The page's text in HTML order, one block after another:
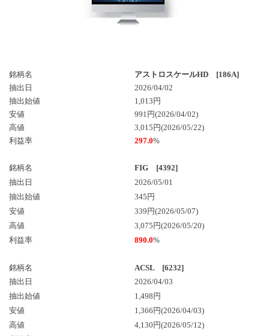
銘柄名
アストロスケールHD [186A]
抽出日
2026/04/02
抽出始値
1,013円
安値
991円(2026/04/02)
高値
3,015円(2026/05/22)
利益率
297.0%
銘柄名
FIG [4392]
抽出日
2026/05/01
抽出始値
345円
安値
339円(2026/05/07)
高値
3,075円(2026/05/20)
利益率
890.0%
銘柄名
ACSL [6232]
抽出日
2026/04/03
抽出始値
1,498円
安値
1,366円(2026/04/03)
高値
4,130円(2026/05/12)